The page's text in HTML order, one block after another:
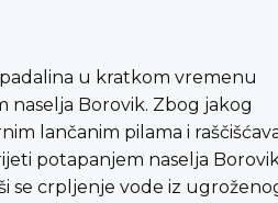
u kratkom vremenu
naselja Borovik. Zbog jakog
lančanim pilama i
potapanjem naselja
se crpljenje vode iz